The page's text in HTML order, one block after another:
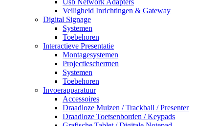
Veiligheid Inrichtingen & Gateway
Digital Signage
Systemen
Toebehoren
Interactieve Presentatie
Montagesystemen
Projectieschermen
Systemen
Toebehoren
Invoerapparatuur
Accessoires
Draadloze Muizen / Trackball / Presenter
Draadloze Toetsenborden / Keypads